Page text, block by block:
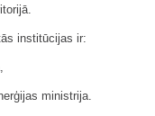
institūcijas ir:
ministrija.